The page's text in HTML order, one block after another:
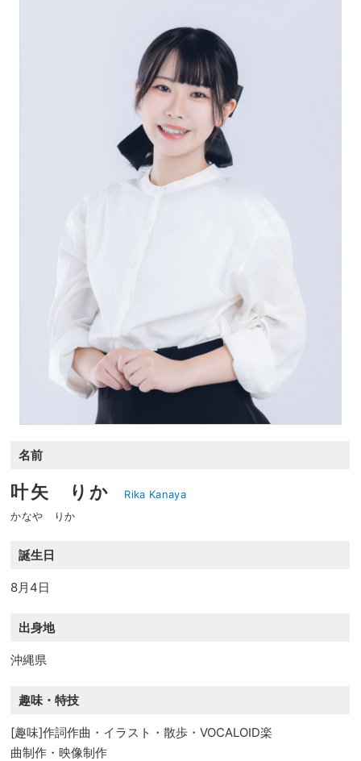
名前
叶矢 りか
Rika Kanaya
かなや りか
誕生日
8月4日
出身地
沖縄県
趣味・特技
[趣味]作詞作曲・イラスト・散歩・VOCALOID楽
曲制作・映像制作